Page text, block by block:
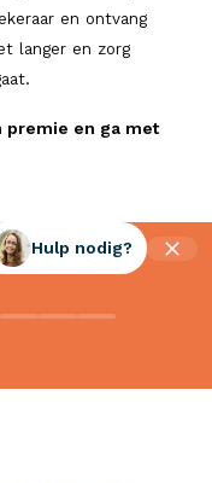
en ontvang
langer en zorg
premie en ga met
Hulp nodig?